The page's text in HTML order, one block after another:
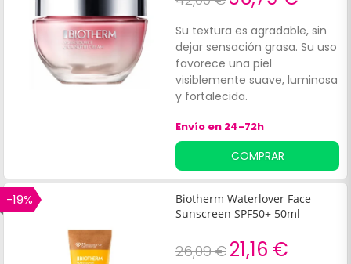
Su textura es agradable, sin
dejar sensación grasa. Su uso
favorece una piel
visiblemente suave, luminosa
y fortalecida.
Envío en 24-72h
COMPRAR
-19%
Biotherm Waterlover Face
Sunscreen SPF50+ 50ml
26,09 € 21,16 €